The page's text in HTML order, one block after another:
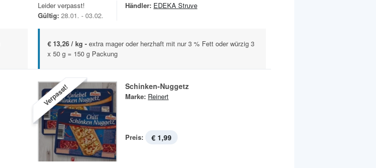
Leider verpasst!
Gültig: 28.01. - 03.02.
Händler: EDEKA Struve
€ 13,26 / kg - extra mager oder herzhaft mit nur 3 % Fett oder würzig 3
x 50 g = 150 g Packung
Verpasst! Schinken-Nuggetz
Marke: Reinert
Preis: € 1,99